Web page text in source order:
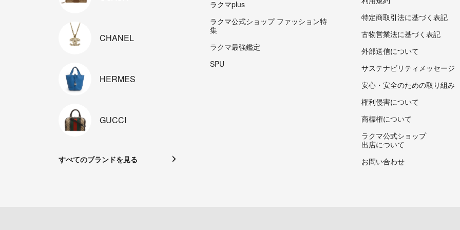
CHANEL
HERMES
GUCCI
すべてのブランドを見る
ラクマplus
ラクマ公式ショップ ファッション特
集
ラクマ最強鑑定
SPU
特定商取引法に基づく表記
古物営業法に基づく表記
外部送信について
サステナビリティメッセージ
安心・安全のための取り組み
権利侵害について
商標権について
ラクマ公式ショップ
出店について
お問い合わせ